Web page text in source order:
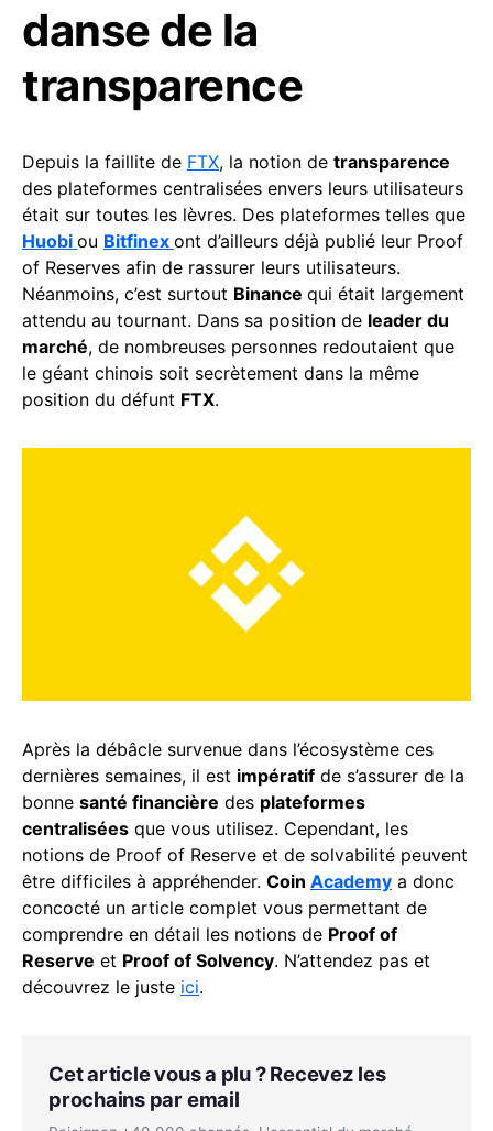
danse de la
transparence
Depuis la faillite de FTX, la notion de transparence
des plateformes centralisées envers leurs utilisateurs
était sur toutes les lèvres. Des plateformes telles que
Huobi ou Bitfinex ont d’ailleurs déjà publié leur Proof
of Reserves afin de rassurer leurs utilisateurs.
Néanmoins, c’est surtout Binance qui était largement
attendu au tournant. Dans sa position de leader du
marché, de nombreuses personnes redoutaient que
le géant chinois soit secrètement dans la même
position du défunt FTX.
Après la débâcle survenue dans l’écosystème ces
dernières semaines, il est impératif de s’assurer de la
bonne santé financière des plateformes
centralisées que vous utilisez. Cependant, les
notions de Proof of Reserve et de solvabilité peuvent
être difficiles à appréhender. Coin Academy a donc
concocté un article complet vous permettant de
comprendre en détail les notions de Proof of
Reserve et Proof of Solvency. N’attendez pas et
découvrez le juste ici.
Cet article vous a plu ? Recevez les
prochains par email